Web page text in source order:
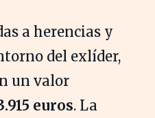
a herencias y
del exlíder,
un valor
euros. La